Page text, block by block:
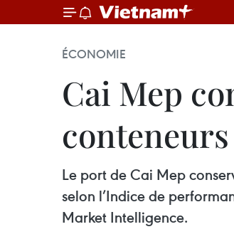
ÉCONOMIE
Cai Mep
Le port de Cai Mep
selon l’Indice de
Market Intelligence.